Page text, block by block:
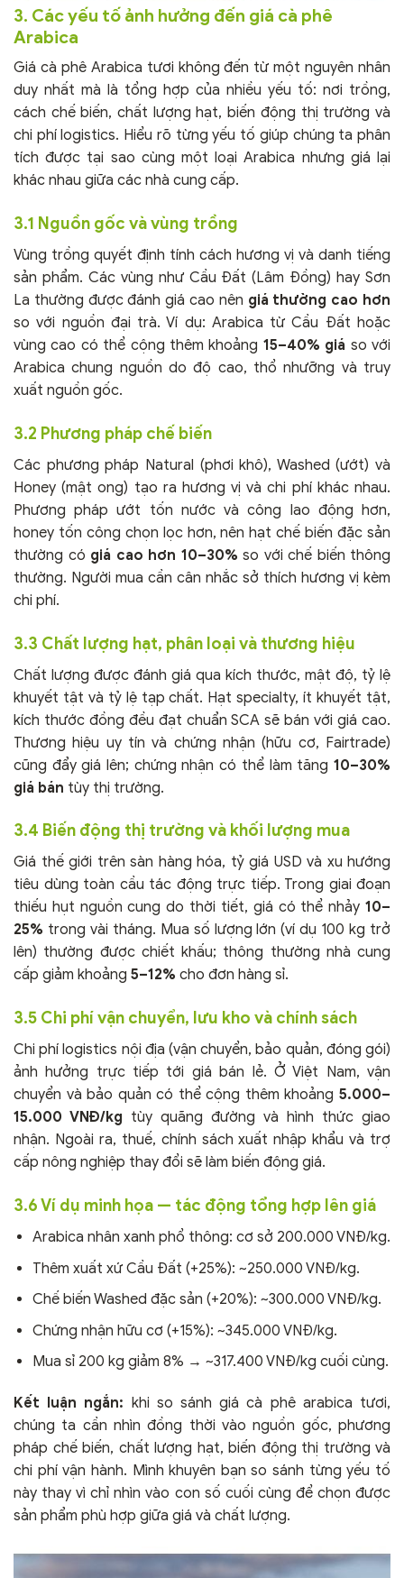
3. Các yếu tố ảnh hưởng đến giá cà phê
Arabica
Giá cà phê Arabica tươi không đến từ một nguyên nhân
duy nhất mà là tổng hợp của nhiều yếu tố: nơi trồng,
cách chế biến, chất lượng hạt, biến động thị trường và
chi phí logistics. Hiểu rõ từng yếu tố giúp chúng ta phân
tích được tại sao cùng một loại Arabica nhưng giá lại
khác nhau giữa các nhà cung cấp.
3.1 Nguồn gốc và vùng trồng
Vùng trồng quyết định tính cách hương vị và danh tiếng
sản phẩm. Các vùng như Cầu Đất (Lâm Đồng) hay Sơn
La thường được đánh giá cao nên giá thường cao hơn
so với nguồn đại trà. Ví dụ: Arabica từ Cầu Đất hoặc
vùng cao có thể cộng thêm khoảng 15–40% giá so với
Arabica chung nguồn do độ cao, thổ nhưỡng và truy
xuất nguồn gốc.
3.2 Phương pháp chế biến
Các phương pháp Natural (phơi khô), Washed (ướt) và
Honey (mật ong) tạo ra hương vị và chi phí khác nhau.
Phương pháp ướt tốn nước và công lao động hơn,
honey tốn công chọn lọc hơn, nên hạt chế biến đặc sản
thường có giá cao hơn 10–30% so với chế biến thông
thường. Người mua cần cân nhắc sở thích hương vị kèm
chi phí.
3.3 Chất lượng hạt, phân loại và thương hiệu
Chất lượng được đánh giá qua kích thước, mật độ, tỷ lệ
khuyết tật và tỷ lệ tạp chất. Hạt specialty, ít khuyết tật,
kích thước đồng đều đạt chuẩn SCA sẽ bán với giá cao.
Thương hiệu uy tín và chứng nhận (hữu cơ, Fairtrade)
cũng đẩy giá lên; chứng nhận có thể làm tăng 10–30%
giá bán tùy thị trường.
3.4 Biến động thị trường và khối lượng mua
Giá thế giới trên sàn hàng hóa, tỷ giá USD và xu hướng
tiêu dùng toàn cầu tác động trực tiếp. Trong giai đoạn
thiếu hụt nguồn cung do thời tiết, giá có thể nhảy 10–
25% trong vài tháng. Mua số lượng lớn (ví dụ 100 kg trở
lên) thường được chiết khấu; thông thường nhà cung
cấp giảm khoảng 5–12% cho đơn hàng sỉ.
3.5 Chi phí vận chuyển, lưu kho và chính sách
Chi phí logistics nội địa (vận chuyển, bảo quản, đóng gói)
ảnh hưởng trực tiếp tới giá bán lẻ. Ở Việt Nam, vận
chuyển và bảo quản có thể cộng thêm khoảng 5.000–
15.000 VNĐ/kg tùy quãng đường và hình thức giao
nhận. Ngoài ra, thuế, chính sách xuất nhập khẩu và trợ
cấp nông nghiệp thay đổi sẽ làm biến động giá.
3.6 Ví dụ minh họa — tác động tổng hợp lên giá
Arabica nhân xanh phổ thông: cơ sở 200.000 VNĐ/kg.
Thêm xuất xứ Cầu Đất (+25%): ~250.000 VNĐ/kg.
Chế biến Washed đặc sản (+20%): ~300.000 VNĐ/kg.
Chứng nhận hữu cơ (+15%): ~345.000 VNĐ/kg.
Mua sỉ 200 kg giảm 8% → ~317.400 VNĐ/kg cuối cùng.
Kết luận ngắn: khi so sánh giá cà phê arabica tươi,
chúng ta cần nhìn đồng thời vào nguồn gốc, phương
pháp chế biến, chất lượng hạt, biến động thị trường và
chi phí vận hành. Mình khuyên bạn so sánh từng yếu tố
này thay vì chỉ nhìn vào con số cuối cùng để chọn được
sản phẩm phù hợp giữa giá và chất lượng.